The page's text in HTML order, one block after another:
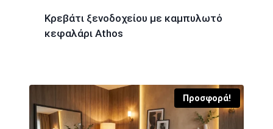
Κρεβάτι ξενοδοχείου με καμπυλωτό
κεφαλάρι Athos
Προσφορά!